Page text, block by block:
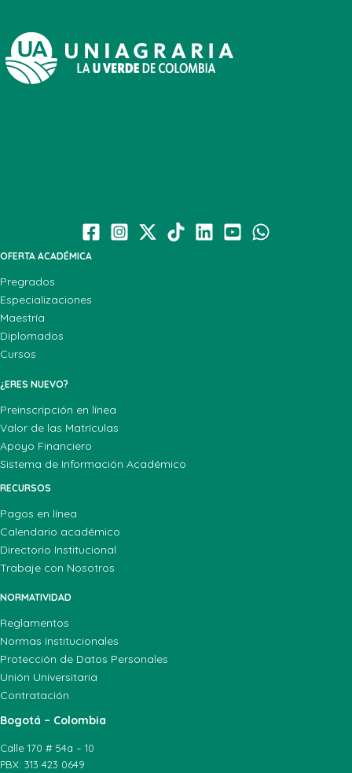
OFERTA ACADÉMICA
Pregrados
Especializaciones
Maestría
Diplomados
Cursos
¿ERES NUEVO?
Preinscripción en línea
Valor de las Matrículas
Apoyo Financiero
Sistema de Información Académico
RECURSOS
Pagos en línea
Calendario académico
Directorio Institucional
Trabaje con Nosotros
NORMATIVIDAD
Reglamentos
Normas Institucionales
Protección de Datos Personales
Unión Universitaria
Contratación
Bogotá – Colombia
Calle 170 # 54a – 10
PBX: 313 423 0649